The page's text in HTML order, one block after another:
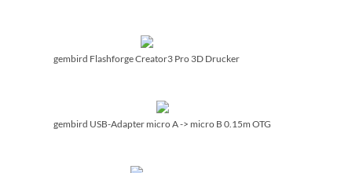
gembird Flashforge Creator3 Pro 3D Drucker
gembird USB-Adapter micro A -> micro B 0.15m OTG